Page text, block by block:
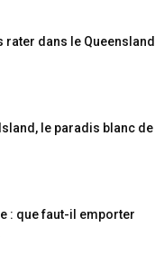
rater dans le Queensland
le paradis blanc de
: que faut-il emporter